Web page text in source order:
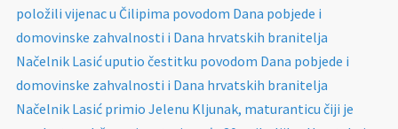
položili vijenac u Čilipima povodom Dana pobjede i
domovinske zahvalnosti i Dana hrvatskih branitelja
Načelnik Lasić uputio čestitku povodom Dana pobjede i
domovinske zahvalnosti i Dana hrvatskih branitelja
Načelnik Lasić primio Jelenu Kljunak, maturanticu čiji je